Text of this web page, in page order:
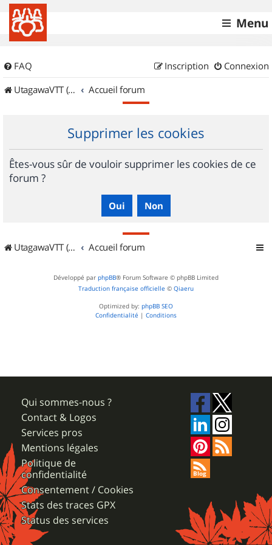
Menu
FAQ Connexion
Inscription
UtagawaVTT (Randos VTT et VTTAE avec traces GPS)
Accueil forum
Supprimer les cookies
Êtes-vous sûr de vouloir supprimer les cookies de ce
forum ?
UtagawaVTT (Randos VTT et VTTAE avec traces GPS) Accueil forum
Développé par phpBB® Forum Software © phpBB Limited
Traduction française officielle © Qiaeru
Optimized by: phpBB SEO
Confidentialité | Conditions
Qui sommes-nous ?
Contact & Logos
Services pros
Mentions légales
Politique de
confidentialité
Consentement / Cookies
Stats des traces GPX
Status des services